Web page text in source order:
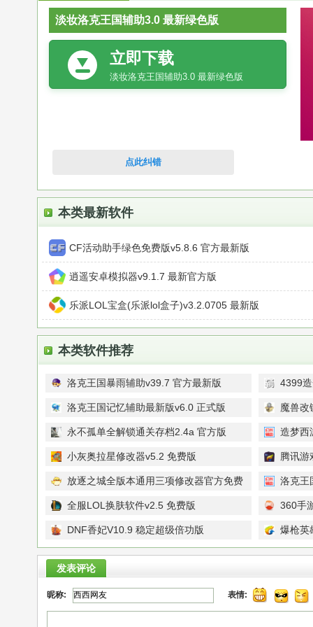
淡妆洛克王国辅助3.0 最新绿色版
立即下载
淡妆洛克王国辅助3.0 最新绿色版
点此纠错
本类最新软件
CF活动助手绿色免费版v5.8.6 官方最新版
逍遥安卓模拟器v9.1.7 最新官方版
乐派LOL宝盒(乐派lol盒子)v3.2.0705 最新版
本类软件推荐
洛克王国暴雨辅助v39.7 官方最新版 4399
洛克王国记忆辅助最新版v6.0 正式版
魔兽改
版
永不孤单全解锁通关存档2.4a 官方版 造梦西
小灰奥拉星修改器v5.2 免费版
腾讯
新版
放逐之城全版本通用三项修改器官方免费
版
洛克王
升级版
全服LOL换肤软件v2.5 免费版 360手
DNF香妃V10.9 稳定超级倍功版 爆枪英
发表评论
昵称: 表情: